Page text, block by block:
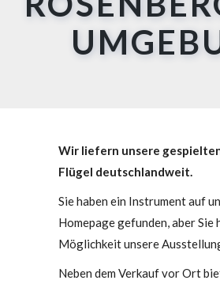
Wir liefern unsere
Flügel deutschlandweit.
Sie haben ein Instrument auf
Homepage gefunden, aber Sie
Möglichkeit unsere
Neben dem Verkauf vor Ort